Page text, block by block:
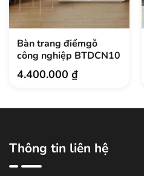
Bàn trang điểmgỗ
công nghiệp BTDCN10
4.400.000₫
Thông tin liên hệ